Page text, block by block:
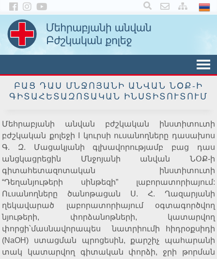
×
ԲԱՑ ԴԱՍ ՄՆՋՈՅԱՆԻ ԱՆՎԱՆ ՆՕՔ-Ի
ԳԻՏԱՀԵՏԱԶՈՏԱԿԱՆ ԻՆՍՏԻՏՈՒՏՈՒՄ
Մեհրաբյանի անվան բժշկական ինստիտուտի
բժշկական քոլեջի I կուրսի ուսանողները դասախոս
Գ. Զ. Մացակյանի գլխավորությամբ բաց դաս
անցկացրեցին Մնջոյանի անվան ՆՕՔ-ի
գիտահետազոտական ինստիտուտի
“Դեղանյութերի սինթեզի” լաբորատորիայում:
Ուսանողները ծանոթացան Ս. Հ. Ղազարյանի
ղեկավարած լաբորատորիայում օգտագործվող
նյութերի, փորձանոթների, կատարվող
փորցի՝մասնավորապես նատրիումի հիդրօքսիդի
(NaOH) ստացման պրոցեսին, քարշիչ պահարանի
տակ կատարվող գիտական փորձի, ջրի թորման